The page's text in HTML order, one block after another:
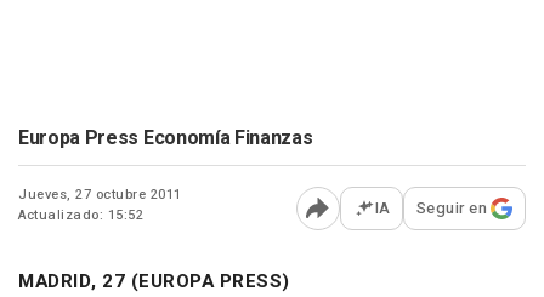
Europa Press Economía Finanzas
Jueves, 27 octubre 2011
Actualizado: 15:52
Abrir opciones para
IA Seguir en
MADRID, 27 (EUROPA PRESS)